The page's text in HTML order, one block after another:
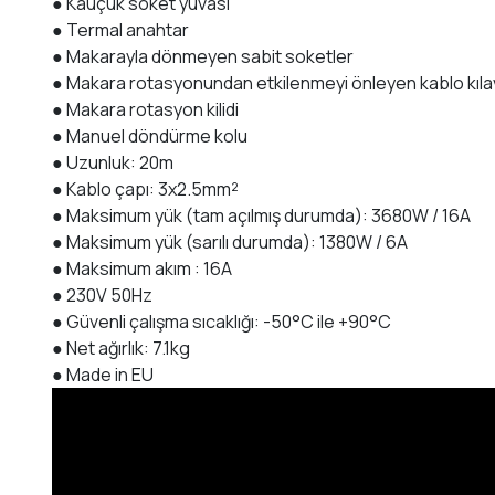
● Termal anahtar
● Makarayla dönmeyen sabit soketler
● Makara rotasyonundan etkilenmeyi önleyen kablo
● Makara rotasyon kilidi
● Manuel döndürme kolu
● Uzunluk: 20m
● Kablo çapı: 3x2.5mm²
● Maksimum yük (tam açılmış durumda): 3680W / 16A
● Maksimum yük (sarılı durumda): 1380W / 6A
● Maksimum akım : 16A
● 230V 50Hz
● Güvenli çalışma sıcaklığı: -50°C ile +90°C
● Net ağırlık: 7.1kg
● Made in EU